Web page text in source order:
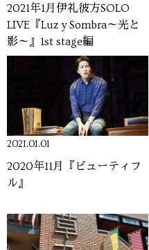
2021年1月伊礼彼方SOLO
LIVE『Luz y Sombra～光と
影～』1st stage編
2021.01.01
2020年11月『ビューティフ
ル』